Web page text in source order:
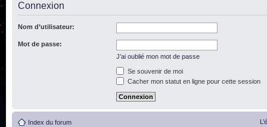
Connexion
Nom d’utilisateur:
Mot de passe:
J’ai oublié mon mot de passe
Se souvenir de moi
Cacher mon statut en ligne pour cette session
Index du forum